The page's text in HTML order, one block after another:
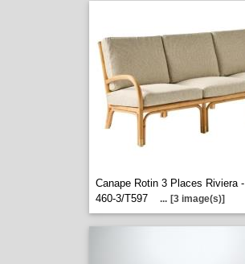
Canape Rotin 3 Places Riviera -
460-3/T597
... [3 image(s)]